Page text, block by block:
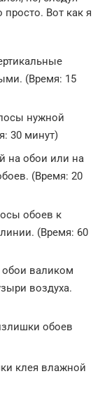
Вот как я
(Время: 15
нужной
30 минут)
на обои или на
(Время: 20
обоев к
(Время: 60
обои валиком
воздуха.
обоев
клея влажной